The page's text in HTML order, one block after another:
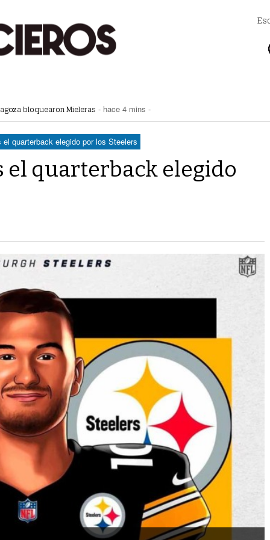
Agua Saludable- hace 9 mins -
Justicia de Durango por presunto cohecho- hace 25 mins -
para Torreón- hace 3 horas -
- hace 3 horas -
quarterback elegido por los Steelers
quarterback elegido